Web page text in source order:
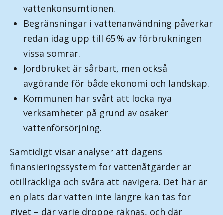
vattenkonsumtionen.
Begränsningar i vattenanvändning påverkar
redan idag upp till 65 % av förbrukningen
vissa somrar.
Jordbruket är sårbart, men också
avgörande för både ekonomi och landskap.
Kommunen har svårt att locka nya
verksamheter på grund av osäker
vattenförsörjning.
Samtidigt visar analyser att dagens
finansieringssystem för vattenåtgärder är
otillräckliga och svåra att navigera. Det här är
en plats där vatten inte längre kan tas för
givet – där varje droppe räknas, och där